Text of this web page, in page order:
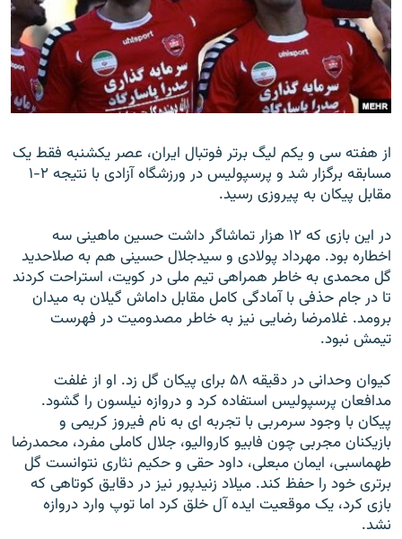
زبان‌های دیگر
از هفته سی و يکم ليگ برتر فوتبال ايران، عصر يکشنبه فقط يک
مسابقه برگزار شد و پرسپوليس در ورزشگاه آزادی با نتيجه ۲-۱
مقابل پيکان به پيروزی رسيد.
در اين بازی که ۱۲ هزار تماشاگر داشت حسين ماهينی سه
اخطاره بود. مهرداد پولادی و سيدجلال حسينی هم به صلاحديد
گل محمدی به خاطر همراهی تيم ملی در کويت، استراحت کردند
تا در جام حذفی با آمادگی کامل مقابل داماش گيلان به ميدان
برومد. غلامرضا رضايی نيز به خاطر مصدوميت در فهرست
تيمش نبود.
کيوان وحدانی در دقيقه ۵۸ برای پيکان گل زد. او از غلفت
مدافعان پرسپوليس استفاده کرد و دروازه نيلسون را گشود.
پيکان با وجود سرمربی با تجربه ای به نام فيروز کريمی و
بازيکنان مجربی چون فابيو کارواليو، جلال کاملی مفرد، محمدرضا
طهماسبی، ايمان مبعلی، داود حقی و حکيم نثاری نتوانست گل
برتری خود را حفظ کند. ميلاد زنيدپور نيز در دقايق کوتاهی که
بازی کرد، يک موقعيت ايده آل خلق کرد اما توپ وارد دروازه
نشد.